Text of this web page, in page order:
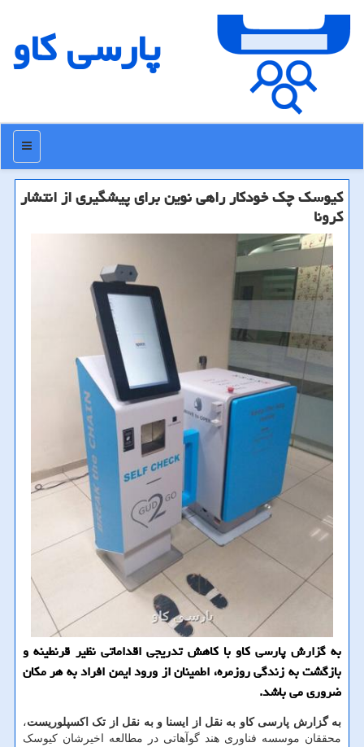
پارسی كاو
منو
كیوسك چك خودكار راهی نوین برای پیشگیری از انتشار
كرونا
به گزارش پارسی كاو با كاهش تدریجی اقداماتی نظیر قرنطینه و
بازگشت به زندگی روزمره، اطمینان از ورود ایمن افراد به هر مكان
ضروری می باشد.
به گزارش پارسی کاو به نقل از ایسنا و به نقل از تک اکسپلوریست،
محققان موسسه فناوری هند گوآهاتی در مطالعه اخیرشان کیوسک